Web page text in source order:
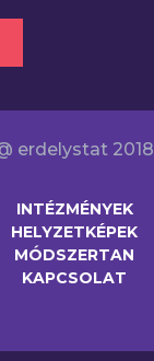
erdelystat 2018
INTÉZMÉNYEK
HELYZETKÉPEK
MÓDSZERTAN
KAPCSOLAT